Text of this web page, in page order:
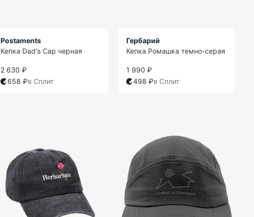
Postaments
Кепка Dad's Cap черная
2 630 ₽
658 ₽в Сплит
Гербарий
Кепка Ромашка темно-серая
1 990 ₽
498 ₽в Сплит